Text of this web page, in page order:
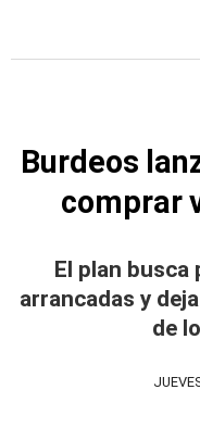
Burdeos
comprar
El plan busca
arrancadas y
de